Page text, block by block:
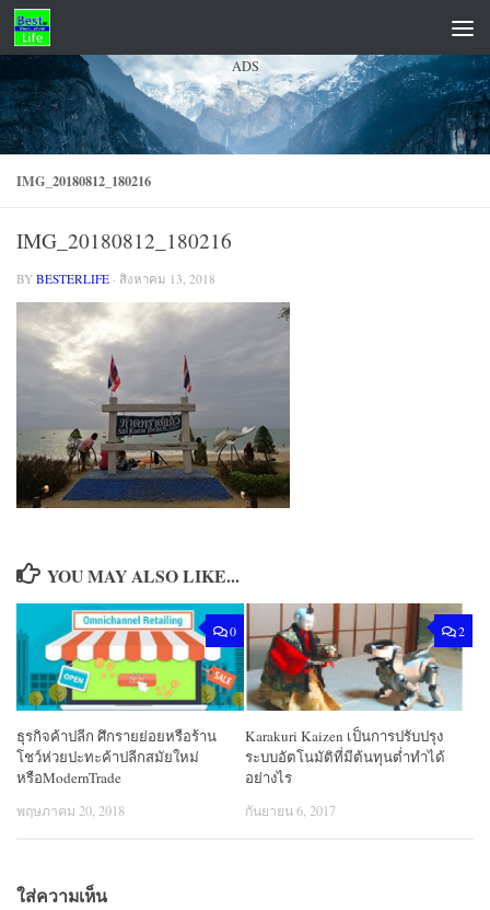
Skip to content
ADS
IMG_20180812_180216
IMG_20180812_180216
BY BESTERLIFE · สิงหาคม 13, 2018
YOU MAY ALSO LIKE...
0
ธุรกิจค้าปลีก ศึกรายย่อยหรือร้าน
โชว์ห่วยปะทะค้าปลีกสมัยใหม่
หรือModernTrade
พฤษภาคม 20, 2018
2
Karakuri Kaizen เป็นการปรับปรุง
ระบบอัตโนมัติที่มีต้นทุนต่ำทำได้
อย่างไร
กันยายน 6, 2017
ใส่ความเห็น